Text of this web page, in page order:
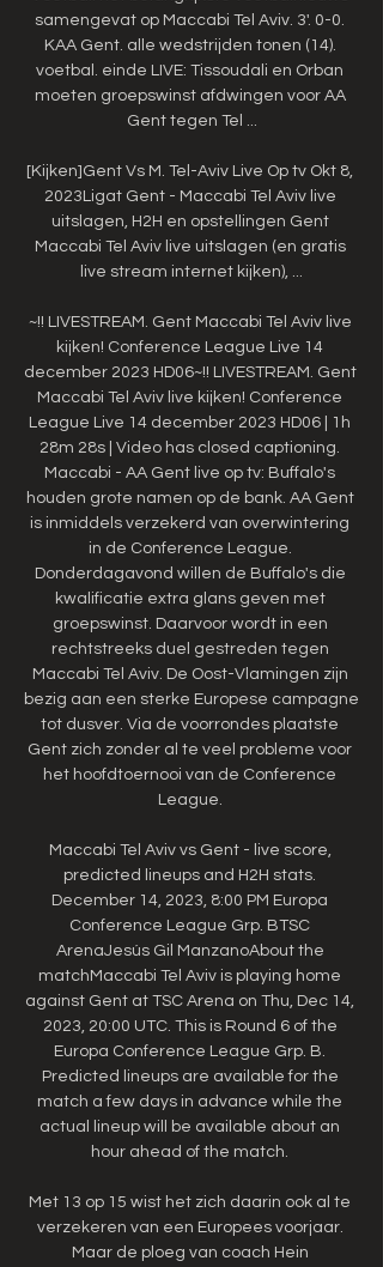
samengevat op Maccabi Tel Aviv. 3'. 0-0.
KAA Gent. alle wedstrijden tonen (14).
voetbal. einde LIVE: Tissoudali en Orban
moeten groepswinst afdwingen voor AA
Gent tegen Tel ...
[Kijken]Gent Vs M. Tel-Aviv Live Op tv Okt 8,
2023Ligat Gent - Maccabi Tel Aviv live
uitslagen, H2H en opstellingen Gent
Maccabi Tel Aviv live uitslagen (en gratis
live stream internet kijken), ...
~!! LIVESTREAM. Gent Maccabi Tel Aviv live
kijken! Conference League Live 14
december 2023 HD06~!! LIVESTREAM. Gent
Maccabi Tel Aviv live kijken! Conference
League Live 14 december 2023 HD06 | 1h
28m 28s | Video has closed captioning.
Maccabi - AA Gent live op tv: Buffalo's
houden grote namen op de bank. AA Gent
is inmiddels verzekerd van overwintering
in de Conference League.
Donderdagavond willen de Buffalo's die
kwalificatie extra glans geven met
groepswinst. Daarvoor wordt in een
rechtstreeks duel gestreden tegen
Maccabi Tel Aviv. De Oost-Vlamingen zijn
bezig aan een sterke Europese campagne
tot dusver. Via de voorrondes plaatste
Gent zich zonder al te veel probleme voor
het hoofdtoernooi van de Conference
League.
Maccabi Tel Aviv vs Gent - live score,
predicted lineups and H2H stats.
December 14, 2023, 8:00 PM Europa
Conference League Grp. BTSC
ArenaJesús Gil ManzanoAbout the
matchMaccabi Tel Aviv is playing home
against Gent at TSC Arena on Thu, Dec 14,
2023, 20:00 UTC. This is Round 6 of the
Europa Conference League Grp. B.
Predicted lineups are available for the
match a few days in advance while the
actual lineup will be available about an
hour ahead of the match.
Met 13 op 15 wist het zich daarin ook al te
verzekeren van een Europees voorjaar.
Maar de ploeg van coach Hein